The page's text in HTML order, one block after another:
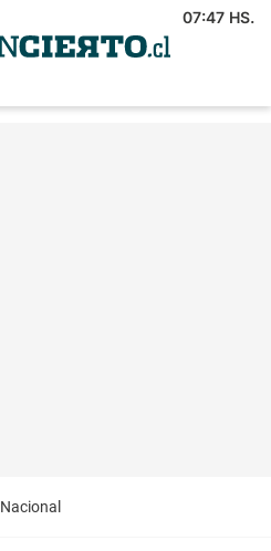
07:47 HS.
Nacional